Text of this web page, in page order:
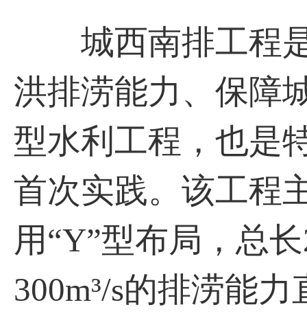
城西南排工程是
洪排涝能力、保障
型水利工程，也是
首次实践。该工程
用“Y”型布局，总
300m³/s的排涝能